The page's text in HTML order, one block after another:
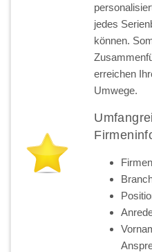
jedes
können.
erreichen
Umwege.